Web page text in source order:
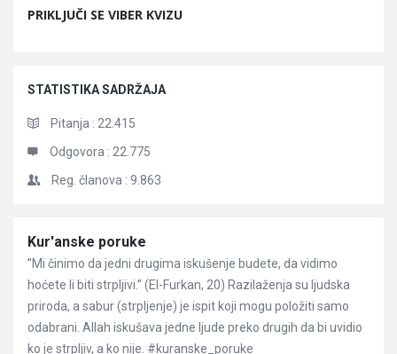
PRIKLJUČI SE VIBER KVIZU
STATISTIKA SADRŽAJA
Pitanja : 22.415
Odgovora : 22.775
Reg. članova : 9.863
Članci
Kur'anske poruke
”Mi činimo da jedni drugima iskušenje budete, da vidimo
hoćete li biti strpljivi.” (El-Furkan, 20) Razilaženja su ljudska
priroda, a sabur (strpljenje) je ispit koji mogu položiti samo
odabrani. Allah iskušava jedne ljude preko drugih da bi uvidio
ko je strpljiv, a ko nije. #kuranske_poruke